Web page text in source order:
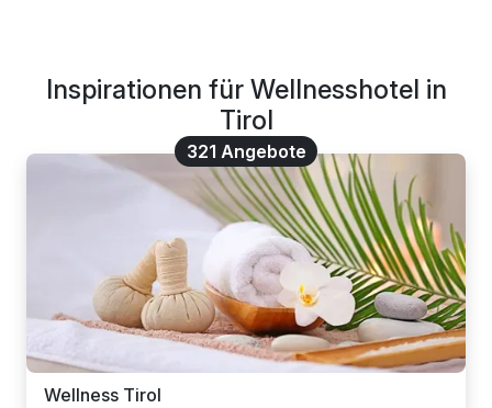
Inspirationen für Wellnesshotel in
Tirol
321 Angebote
Wellness Tirol